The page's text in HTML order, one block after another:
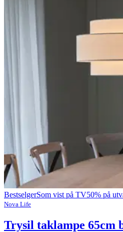
BestselgerSom vist på TV50% på
Nova Life
Trysil taklampe 65cm